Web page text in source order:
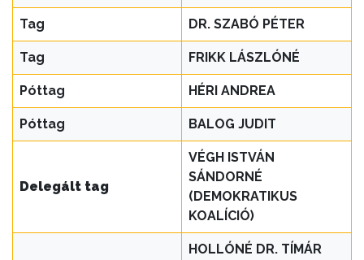
Tag DR. SZABÓ PÉTER
Tag FRIKK LÁSZLÓNÉ
Póttag HÉRI ANDREA
Póttag BALOG JUDIT
Delegált tag
VÉGH ISTVÁN
SÁNDORNÉ
(DEMOKRATIKUS
KOALÍCIÓ)
HOLLÓNÉ DR. TÍMÁR